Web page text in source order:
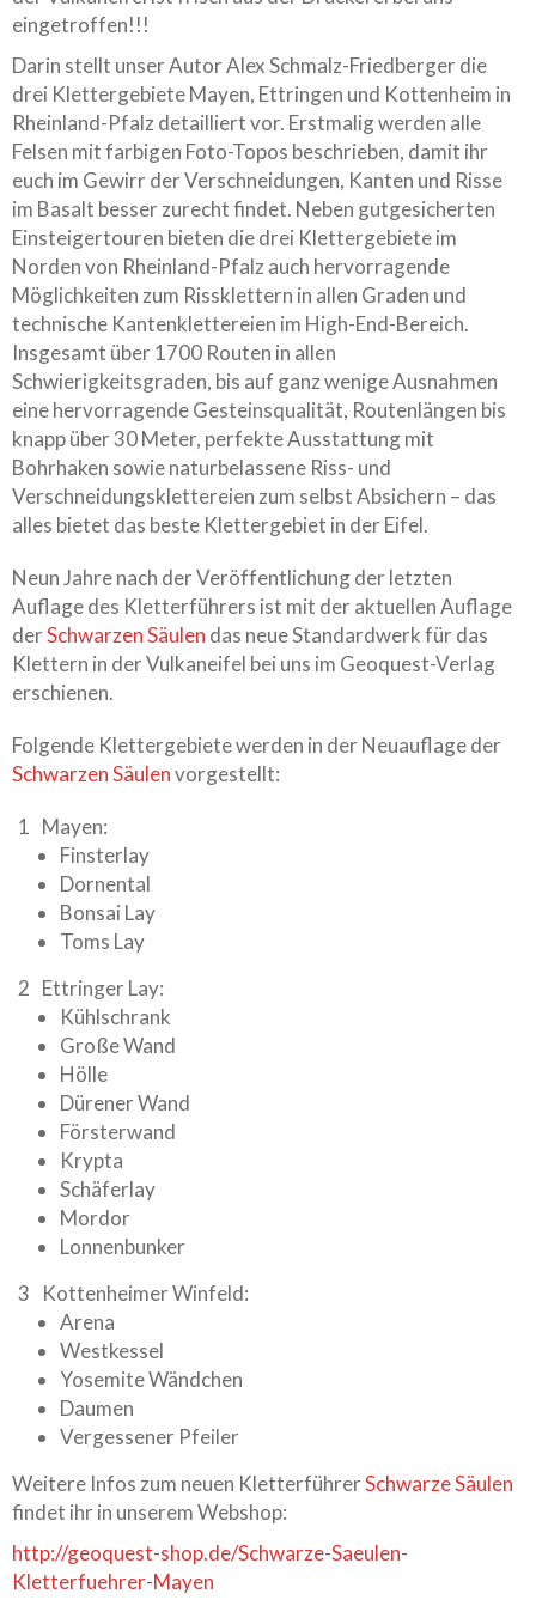
eingetroffen!!!
Darin stellt unser Autor Alex Schmalz-Friedberger die
drei KlettergebieteMayen, Ettringen und Kottenheim in
Rheinland-Pfalz detailliert vor. Erstmalig werden alle
Felsen mit farbigen Foto-Topos beschrieben, damit ihr
euch im Gewirr der Verschneidungen, Kanten und Risse
im Basalt besser zurecht findet. Neben gutgesicherten
Einsteigertouren bieten die drei Klettergebiete im
Norden von Rheinland-Pfalz auch hervorragende
Möglichkeiten zum Rissklettern in allen Graden und
technische Kantenklettereien im High-End-Bereich.
Insgesamt über 1700 Routen in allen
Schwierigkeitsgraden, bis auf ganz wenige Ausnahmen
eine hervorragende Gesteinsqualität, Routenlängen bis
knapp über 30 Meter, perfekte Ausstattung mit
Bohrhaken sowie naturbelassene Riss- und
Verschneidungsklettereien zum selbst Absichern – das
alles bietet das beste Klettergebiet in der Eifel.
Neun Jahre nach der Veröffentlichung der letzten
Auflage des Kletterführers ist mit der aktuellen Auflage
derSchwarzen Säulen das neue Standardwerk für das
Klettern in der Vulkaneifel bei uns im Geoquest-Verlag
erschienen.
Folgende Klettergebiete werden in der Neuauflage der
Schwarzen Säulenvorgestellt:
Mayen:
Finsterlay
Dornental
Bonsai Lay
Toms Lay
Ettringer Lay:
Kühlschrank
Große Wand
Hölle
Dürener Wand
Försterwand
Krypta
Schäferlay
Mordor
Lonnenbunker
Kottenheimer Winfeld:
Arena
Westkessel
Yosemite Wändchen
Daumen
Vergessener Pfeiler
Weitere Infos zum neuen KletterführerSchwarze Säulen
findet ihr in unserem Webshop:
http://geoquest-shop.de/Schwarze-Saeulen-
Kletterfuehrer-Mayen